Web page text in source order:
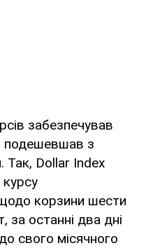
забезпечував
подешевшав з
Так, Dollar Index
корзини шести
за останні два дні
свого місячного